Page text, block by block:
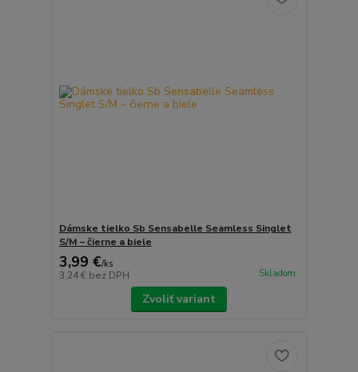
Dámske tielko Sb Sensabelle Seamless Singlet
S/M – čierne a biele
3,99 €/ks
3,24 € bez DPH Skladom
Zvoliť variant